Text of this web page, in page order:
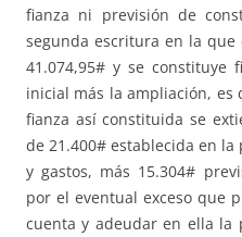
fianza ni previsión de
segunda escritura en la
41.074,95# y se constituye
inicial más la ampliación, es
fianza así constituida se
de 21.400# establecida en
y gastos, más 15.304#
por el eventual exceso que
cuenta y adeudar en ella la